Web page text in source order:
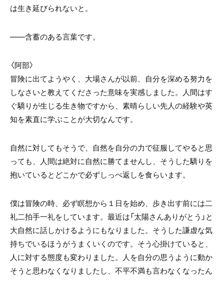
は生き延びられないと。
――含蓄のある言葉です。
〈阿部〉
冒険に出てようやく、大場さんが以前、自分を深める努力を
しなさいと教えてくださった意味を実感しました。人間はす
ぐ驕りが生じる生き物ですから、素晴らしい先人の経験や英
知を素直に学ぶことが大切なんです。
自然に対してもそうで、自然を自分の力で征服してやると思
っても、人間は絶対に自然に勝てませんし、そうした驕りを
抱いているとどこかで必ずしっぺ返しを食らいます。
僕は冒険の時、必ず瞑想から１日を始め、歩き出す前には二
礼二拍手一礼をしています。最近は「太陽さんありがとう」と
大自然に話しかけるようにもなりました。そうした謙虚な気
持ちでいるほうがうまくいくのです。そう心掛けていると、
人に対する態度も変わりました。人を自分の思うように動か
そうと思わなくなりましたし、不平不満も言わなくなったん